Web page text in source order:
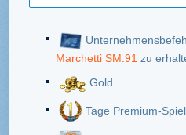
Marchetti SM.91 zu
Gold
Tage Premium-